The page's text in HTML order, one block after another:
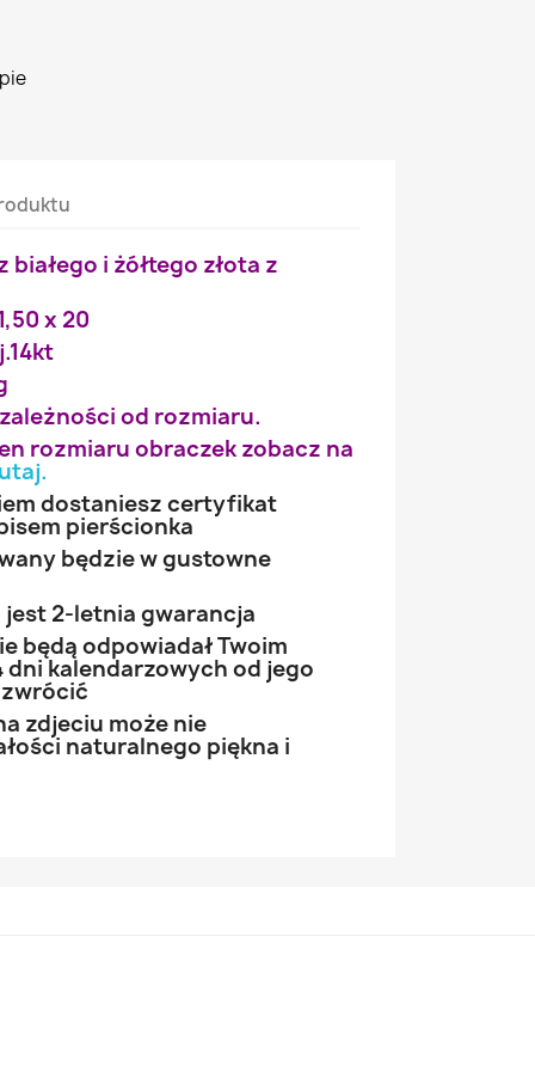
i żółtego złota z
x 20
od rozmiaru.
rozmiaru obraczek zobacz na
.
dostaniesz certyfikat
pierścionka
będzie w gustowne
2-letnia gwarancja
będą odpowiadał Twoim
dni kalendarzowych od jego
zdjeciu może nie
naturalnego piękna i